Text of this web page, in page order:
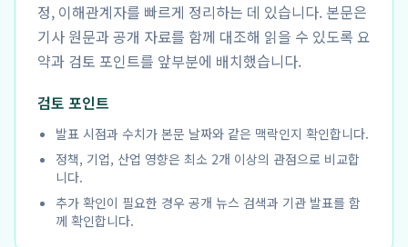
정, 이해관계자를 빠르게 정리하는 데 있습니다. 본문은
기사 원문과 공개 자료를 함께 대조해 읽을 수 있도록 요
약과 검토 포인트를 앞부분에 배치했습니다.
검토 포인트
발표 시점과 수치가 본문 날짜와 같은 맥락인지 확인합니다.
정책, 기업, 산업 영향은 최소 2개 이상의 관점으로 비교합
니다.
추가 확인이 필요한 경우 공개 뉴스 검색과 기관 발표를 함
께 확인합니다.